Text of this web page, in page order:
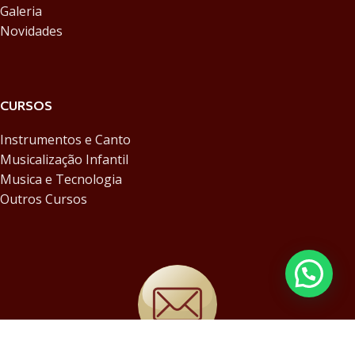
Galeria
Novidades
CURSOS
Instrumentos e Canto
Musicalização Infantil
Musica e Tecnologia
Outros Cursos